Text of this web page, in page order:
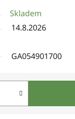
Skladem
14.8.2026
GA054901700